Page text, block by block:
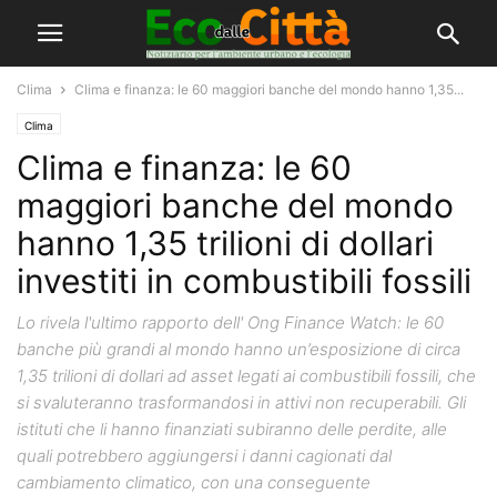
Clima Clima e finanza: le 60 maggiori banche del mondo hanno 1,35...
Clima
Clima e finanza: le 60
maggiori banche del mondo
hanno 1,35 trilioni di dollari
investiti in combustibili fossili
Lo rivela l'ultimo rapporto dell' Ong Finance Watch: le 60
banche più grandi al mondo hanno un’esposizione di circa
1,35 trilioni di dollari ad asset legati ai combustibili fossili, che
si svaluteranno trasformandosi in attivi non recuperabili. Gli
istituti che li hanno finanziati subiranno delle perdite, alle
quali potrebbero aggiungersi i danni cagionati dal
cambiamento climatico, con una conseguente